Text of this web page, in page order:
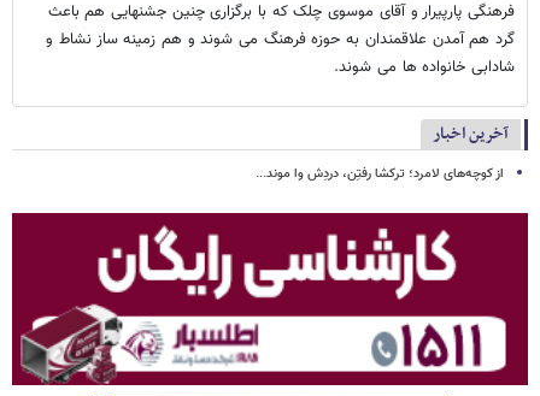
فرهنگی پارپیرار و آقای موسوی چلک که با برگزاری چنین جشنهایی هم باعث
گرد هم آمدن علاقمندان به حوزه فرهنگ می شوند و هم زمینه ساز نشاط و
شادابی خانواده ها می شوند.
آخرین اخبار
از کوچه‌های لامرد؛ ترکشا رفتِن، دردِش وا موند...